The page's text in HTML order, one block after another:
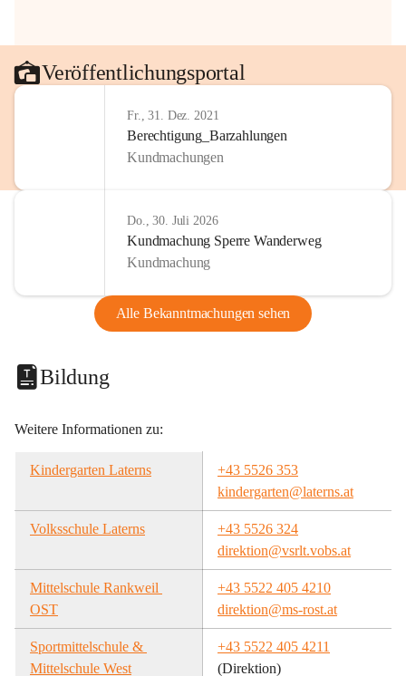
Veröffentlichungsportal
Fr., 31. Dez. 2021
Berechtigung_Barzahlungen
Kundmachungen
Do., 30. Juli 2026
Kundmachung Sperre Wanderweg
Kundmachung
Alle Bekanntmachungen sehen
Bildung
Weitere Informationen zu:
Kindergarten Laterns
+43 5526 353
kindergarten@laterns.at
Volksschule Laterns
+43 5526 324
direktion@vsrlt.vobs.at
Mittelschule Rankweil
OST
+43 5522 405 4210
direktion@ms-rost.at
Sportmittelschule &
Mittelschule West
+43 5522 405 4211
(Direktion)